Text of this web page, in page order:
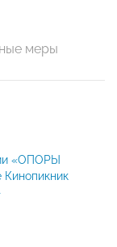
меры
«ОПОРЫ